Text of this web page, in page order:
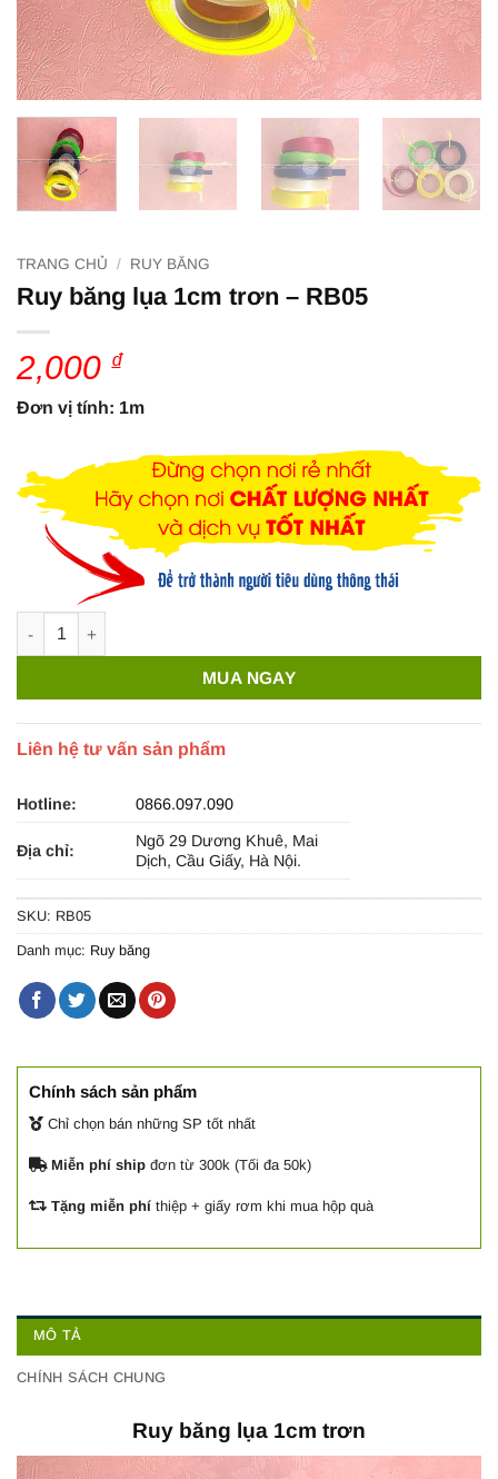
TRANG CHỦ / RUY BĂNG
Ruy băng lụa 1cm trơn – RB05
2,000 ₫
Đơn vị tính: 1m
Ruy băng lụa 1cm trơn - RB05 số lượng
MUA NGAY
Liên hệ tư vấn sản phẩm
Hotline: 0866.097.090
Địa chỉ:
Ngõ 29 Dương Khuê, Mai
Dịch, Cầu Giấy, Hà Nội.
SKU: RB05
Danh mục: Ruy băng
Chính sách sản phẩm
Chỉ chọn bán những SP tốt nhất
Miễn phí ship đơn từ 300k (Tối đa 50k)
Tặng miễn phí thiệp + giấy rơm khi mua hộp quà
MÔ TẢ
CHÍNH SÁCH CHUNG
Ruy băng lụa 1cm trơn